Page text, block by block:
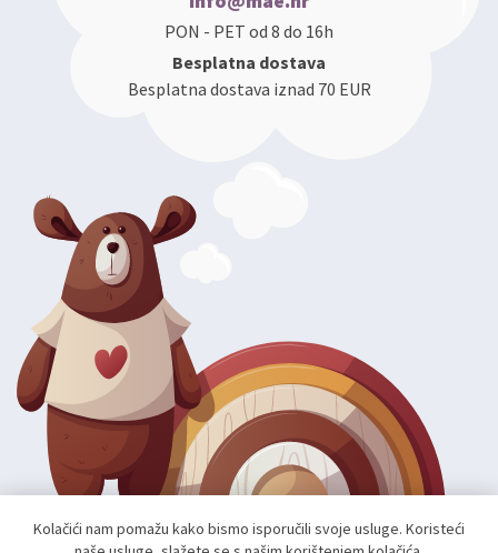
PON - PET od 8 do 16h
Besplatna dostava
Besplatna dostava iznad 70 EUR
Kolačići nam pomažu kako bismo isporučili svoje usluge. Koristeći